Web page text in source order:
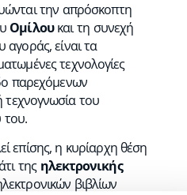
την απρόσκοπτη
Ομίλουκαι τη συνεχή
αγοράς, είναι τα
τεχνολογίες
παρεχόμενων
του
του.
επίσης, η κυρίαρχη θέση
της ηλεκτρονικής
βιβλίων